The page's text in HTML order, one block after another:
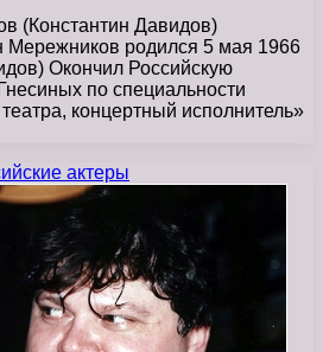
(Константин Давидов)
Мережников родился 5 мая 1966
Окончил Российскую
по специальности
концертный исполнитель»
актеры